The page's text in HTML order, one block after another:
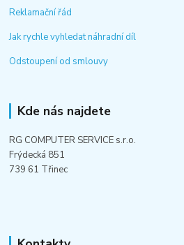
Reklamační řád
Jak rychle vyhledat náhradní díl
Odstoupení od smlouvy
Kde nás najdete
RG COMPUTER SERVICE s.r.o.
Frýdecká 851
739 61 Třinec